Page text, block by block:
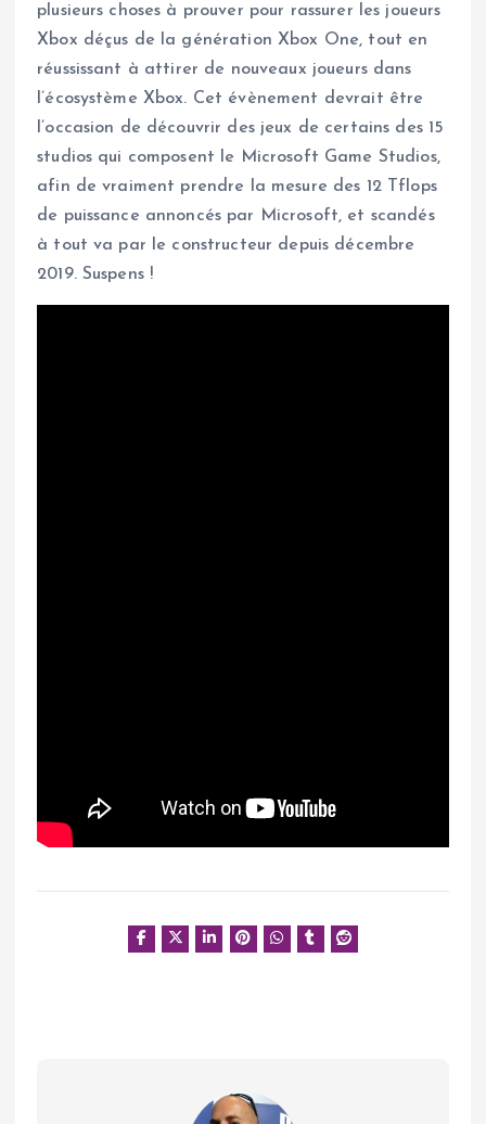
plusieurs choses à prouver pour rassurer les joueurs
Xbox déçus de la génération Xbox One, tout en
réussissant à attirer de nouveaux joueurs dans
l’écosystème Xbox. Cet évènement devrait être
l’occasion de découvrir des jeux de certains des 15
studios qui composent le Microsoft Game Studios,
afin de vraiment prendre la mesure des 12 Tflops
de puissance annoncés par Microsoft, et scandés
à tout va par le constructeur depuis décembre
2019. Suspens !